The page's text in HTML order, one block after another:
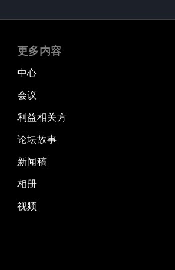
更多内容
中心
会议
利益相关方
论坛故事
新闻稿
相册
视频